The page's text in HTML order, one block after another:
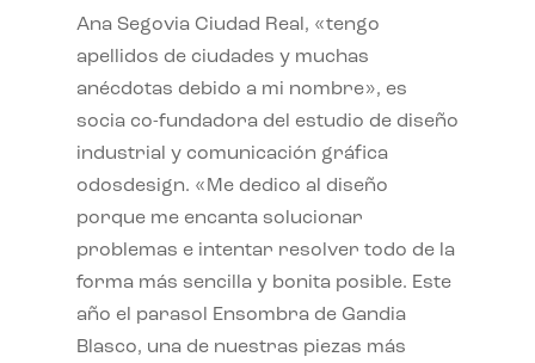
Ana Segovia Ciudad Real, «tengo
apellidos de ciudades y muchas
anécdotas debido a mi nombre», es
socia co-fundadora del estudio de diseño
industrial y comunicación gráfica
odosdesign. «Me dedico al diseño
porque me encanta solucionar
problemas e intentar resolver todo de la
forma más sencilla y bonita posible. Este
año el parasol Ensombra de Gandia
Blasco, una de nuestras piezas más